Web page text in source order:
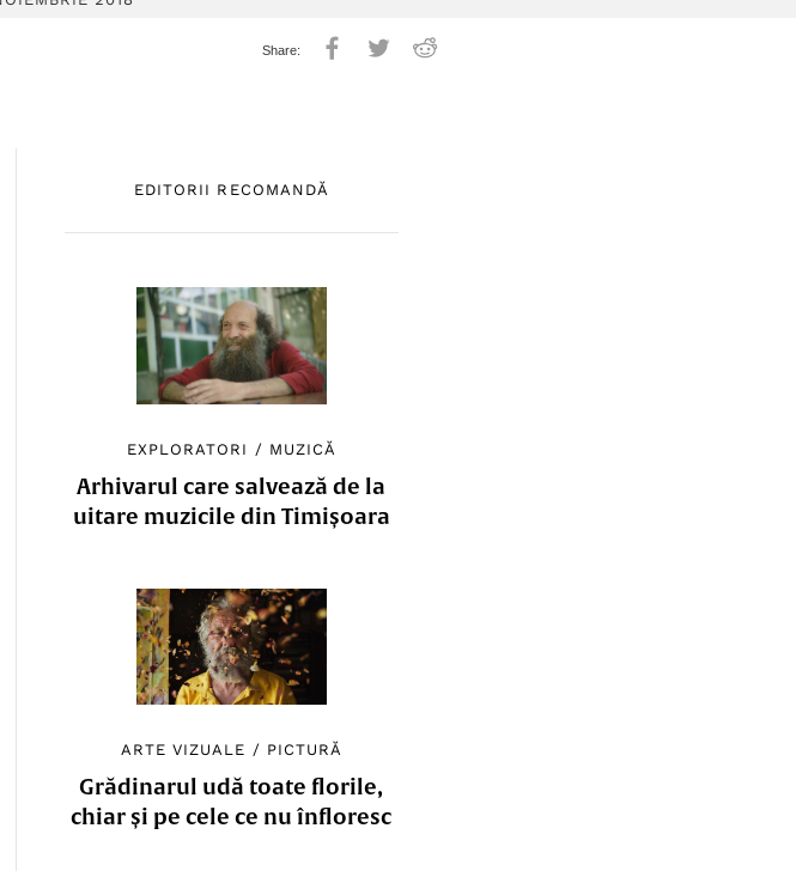
EDITORII RECOMANDĂ
EXPLORATORI / MUZICĂ
Arhivarul care salvează de la
uitare muzicile din Timișoara
ARTE VIZUALE / PICTURĂ
Grădinarul udă toate florile,
chiar și pe cele ce nu înfloresc